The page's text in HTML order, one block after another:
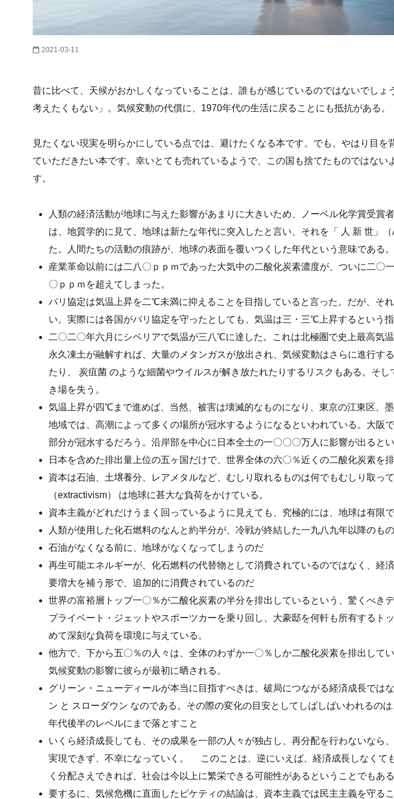
2021-03-11
昔に比べて、天候がおかしくなっていることは、誰もが感じているのではないでし
考えたくもない」。気候変動の代償に、1970年代の生活に戻ることにも抵抗がある。
見たくない現実を明らかにしている点では、避けたくなる本です。でも、やはり目を
ていただきたい本です。幸いとても売れているようで、この国も捨てたものではない
す。
人類の経済活動が地球に与えた影響があまりに大きいため、ノーベル化学賞受賞
は、地質学的に見て、地球は新たな年代に突入したと言い、それを「 人 新 世」
た。人間たちの活動の痕跡が、地球の表面を覆いつくした年代という意味である。
産業革命以前には二八〇ｐｐｍであった大気中の二酸化炭素濃度が、ついに二〇
〇ｐｐｍを超えてしまった。
パリ協定は気温上昇を二℃未満に抑えることを目指していると言った。だが、そ
い。実際には各国がパリ協定を守ったとしても、気温は三・三℃上昇するという指
二〇二〇年六月にシベリアで気温が三八℃に達した。これは北極圏で史上最高気温
永久凍土が融解すれば、大量のメタンガスが放出され、気候変動はさらに進行す
たり、 炭疽菌 のような細菌やウイルスが解き放たれたりするリスクもある。そ
き場を失う。
気温上昇が四℃まで進めば、当然、被害は壊滅的なものになり、東京の江東区、
地域では、高潮によって多くの場所が冠水するようになるといわれている。大阪
部分が冠水するだろう。沿岸部を中心に日本全土の一〇〇〇万人に影響が出ると
日本を含めた排出量上位の五ヶ国だけで、世界全体の六〇％近くの二酸化炭素を
資本は石油、土壌養分、レアメタルなど、むしり取れるものは何でもむしり取っ
（extractivism） は地球に甚大な負荷をかけている。
資本主義がどれだけうまく回っているように見えても、究極的には、地球は有限で
人類が使用した化石燃料のなんと約半分が、冷戦が終結した一九八九年以降のもの
石油がなくなる前に、地球がなくなってしまうのだ
再生可能エネルギーが、化石燃料の代替物として消費されているのではなく、経
要増大を補う形で、追加的に消費されているのだ
世界の富裕層トップ一〇％が二酸化炭素の半分を排出しているという、驚くべき
プライベート・ジェットやスポーツカーを乗り回し、大豪邸を何軒も所有するト
めて深刻な負荷を環境に与えている。
他方で、下から五〇％の人々は、全体のわずか一〇％しか二酸化炭素を排出して
気候変動の影響に彼らが最初に晒される。
グリーン・ニューディールが本当に目指すべきは、破局につながる経済成長では
ン と スローダウン なのである。その際の変化の目安としてしばしばいわれるの
年代後半のレベルにまで落とすこと
いくら経済成長しても、その成果を一部の人々が独占し、再分配を行わないなら
実現できず、不幸になっていく。 このことは、逆にいえば、経済成長しなくて
く分配さえできれば、社会は今以上に繁栄できる可能性があるということでもある
要するに、気候危機に直面したピケティの結論は、資本主義では民主主義を守る